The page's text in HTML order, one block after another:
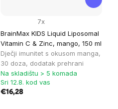
BrainMax KIDS Liquid Liposomal
Vitamin C & Zinc, mango, 150 ml
Dječji imunitet s okusom manga,
30 doza, dodatak prehrani
7x
Na skladištu > 5 komada
Sri 12.8. kod vas
€16,28